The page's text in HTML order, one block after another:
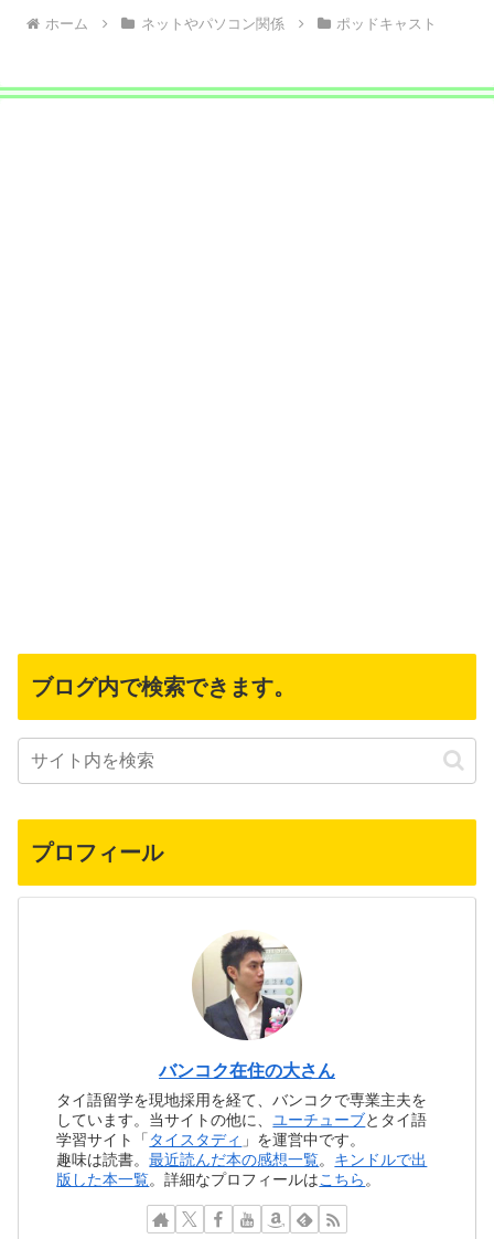
ホーム ネットやパソコン関係 ポッドキャスト
ブログ内で検索できます。
プロフィール
バンコク在住の大さん
タイ語留学を現地採用を経て、バンコクで専業主夫を
しています。当サイトの他に、 ユーチューブとタイ語
学習サイト「 タイスタディ 」を運営中です。
趣味は読書。最近読んだ本の感想一覧。 キンドルで出
版した本一覧。詳細なプロフィールはこちら 。